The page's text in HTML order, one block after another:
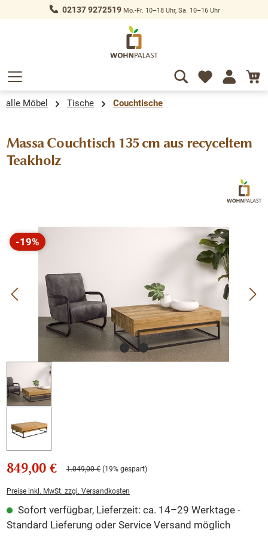
springen 02137 9272519Mo.-Fr. 10–18 Uhr, Sa. 10–16 Uhr
alle Möbel Tische Couchtische
Massa Couchtisch 135 cm aus recyceltem
Teakholz
Bildergalerie überspringen
-19%
Rabatt
849,00 € 1.049,00 € (19% gespart)
Preise inkl. MwSt. zzgl. Versandkosten
Sofort verfügbar, Lieferzeit: ca. 14–29 Werktage -
Standard Lieferung oder Service Versand möglich